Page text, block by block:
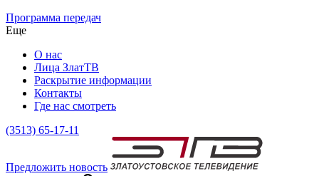
Программа передач
Еще
О нас
Лица ЗлатТВ
Раскрытие информации
Контакты
Где нас смотреть
(3513) 65-17-11
Предложить новость